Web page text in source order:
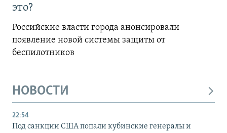
это?
Российские власти города анонсировали
появление новой системы защиты от
беспилотников
НОВОСТИ
22:54
Под санкции США попали кубинские генералы и